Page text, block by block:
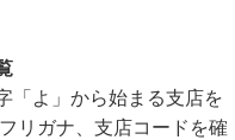
「よ」から始まる支店を
リガナ、支店コードを確